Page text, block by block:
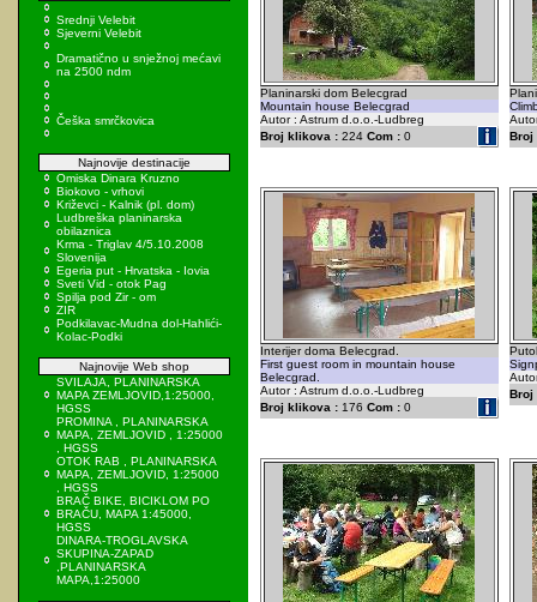
Srednji Velebit
Sjeverni Velebit
Dramatično u snježnoj mećavi
na 2500 ndm
Češka smrčkovica
Najnovije destinacije
Omiska Dinara Kruzno
Biokovo - vrhovi
Križevci - Kalnik (pl. dom)
Ludbreška planinarska
obilaznica
Krma - Triglav 4/5.10.2008
Slovenija
Egeria put - Hrvatska - Iovia
Sveti Vid - otok Pag
Spilja pod Zir - om
ZIR
Podkilavac-Mudna dol-Hahlići-
Kolac-Podki
Najnovije Web shop
SVILAJA, PLANINARSKA
MAPA ZEMLJOVID,1:25000,
HGSS
PROMINA , PLANINARSKA
MAPA, ZEMLJOVID , 1:25000
, HGSS
OTOK RAB , PLANINARSKA
MAPA, ZEMLJOVID, 1:25000
, HGSS
BRAČ BIKE, BICIKLOM PO
BRAČU, MAPA 1:45000,
HGSS
DINARA-TROGLAVSKA
SKUPINA-ZAPAD
,PLANINARSKA
MAPA,1:25000
Planinarski dom Belecgrad
Mountain house Belecgrad
Autor : Astrum d.o.o.-Ludbreg
Broj klikova :224 Com :0
Broj
Interijer doma Belecgrad.
First guest room in mountain house
Belecgrad.
Autor : Astrum d.o.o.-Ludbreg
Broj klikova :176 Com :0
Broj